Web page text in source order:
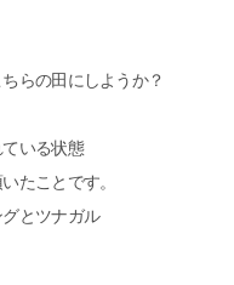
らの田にしようか？
いる状態
たことです。
とツナガル